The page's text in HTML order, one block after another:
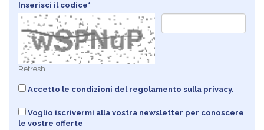
Inserisci il codice*
Refresh
Accetto le condizioni del regolamento sulla privacy.
Voglio iscrivermi alla vostra newsletter per conoscere
le vostre offerte